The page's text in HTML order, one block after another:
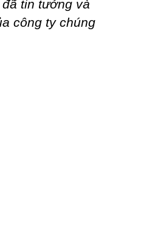
tin tưởng và
công ty chúng